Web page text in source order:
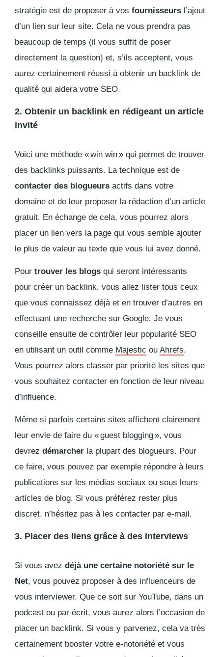
stratégie est de proposer à vos fournisseurs l’ajout
d’un lien sur leur site. Cela ne vous prendra pas
beaucoup de temps (il vous suffit de poser
directement la question) et, s’ils acceptent, vous
aurez certainement réussi à obtenir un backlink de
qualité qui aidera votre SEO.
2. Obtenir un backlink en rédigeant un article
invité
Voici une méthode « win win » qui permet de trouver
des backlinks puissants. La technique est de
contacter des blogueurs actifs dans votre
domaine et de leur proposer la rédaction d’un article
gratuit. En échange de cela, vous pourrez alors
placer un lien vers la page qui vous semble ajouter
le plus de valeur au texte que vous lui avez donné.
Pour trouver les blogs qui seront intéressants
pour créer un backlink, vous allez lister tous ceux
que vous connaissez déjà et en trouver d’autres en
effectuant une recherche sur Google. Je vous
conseille ensuite de contrôler leur popularité SEO
en utilisant un outil comme Majestic ou Ahrefs.
Vous pourrez alors classer par priorité les sites que
vous souhaitez contacter en fonction de leur niveau
d’influence.
Même si parfois certains sites affichent clairement
leur envie de faire du «guest blogging », vous
devrez démarcher la plupart des blogueurs. Pour
ce faire, vous pouvez par exemple répondre à leurs
publications sur les médias sociaux ou sous leurs
articles de blog. Si vous préférez rester plus
discret, n’hésitez pas à les contacter par e-mail.
3. Placer des liens grâce à des interviews
Si vous avez déjà une certaine notoriété sur le
Net, vous pouvez proposer à des influenceurs de
vous interviewer. Que ce soit sur YouTube, dans un
podcast ou par écrit, vous aurez alors l’occasion de
placer un backlink. Si vous y parvenez, cela va très
certainement booster votre e-notoriété et vous